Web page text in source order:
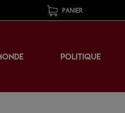
PANIER
POLITIQUE